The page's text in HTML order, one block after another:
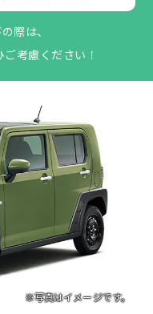
際は、
ご考慮ください！